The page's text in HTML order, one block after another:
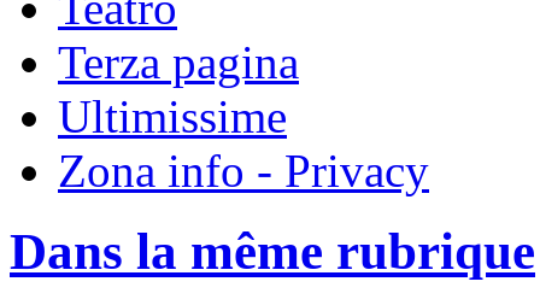
Terza pagina
Ultimissime
Zona info - Privacy
Dans la même rubrique